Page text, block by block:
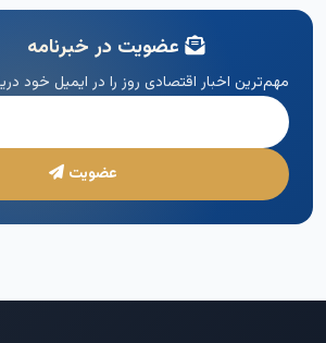
عضویت در خبرنامه
مهم‌ترین اخبار اقتصادی روز را در ایمیل خود
عضویت